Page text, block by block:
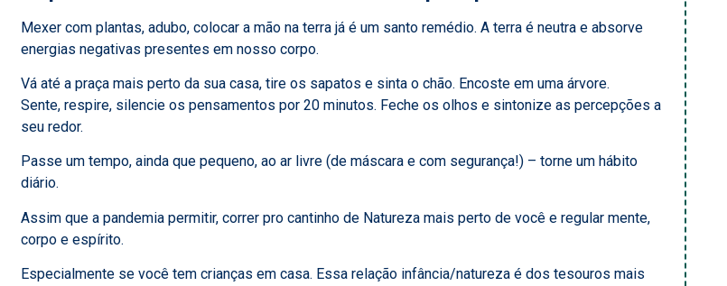
Mexer com plantas, adubo, colocar a mão na terra já é um santo remédio. A terra é neutra e absorve
energias negativas presentes em nosso corpo.
Vá até a praça mais perto da sua casa, tire os sapatos e sinta o chão. Encoste em uma árvore.
Sente, respire, silencie os pensamentos por 20 minutos. Feche os olhos e sintonize as percepções a
seu redor.
Passe um tempo, ainda que pequeno, ao ar livre (de máscara e com segurança!) – torne um hábito
diário.
Assim que a pandemia permitir, correr pro cantinho de Natureza mais perto de você e regular mente,
corpo e espírito.
Especialmente se você tem crianças em casa. Essa relação infância/natureza é dos tesouros mais